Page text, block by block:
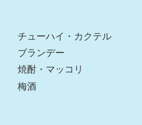
チューハイ・カクテル
ブランデー
焼酎・マッコリ
梅酒